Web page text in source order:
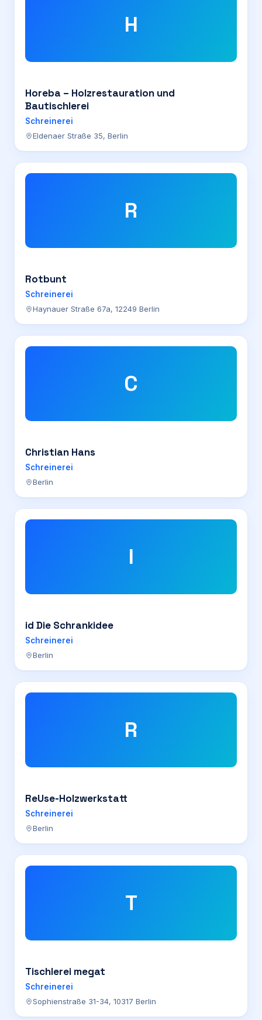
H
Horeba – Holzrestauration und
Bautischlerei
Schreinerei
Eldenaer Straße 35, Berlin
R
Rotbunt
Schreinerei
Haynauer Straße 67a, 12249 Berlin
C
Christian Hans
Schreinerei
Berlin
I
id Die Schrankidee
Schreinerei
Berlin
R
ReUse-Holzwerkstatt
Schreinerei
Berlin
T
Tischlerei megat
Schreinerei
Sophienstraße 31-34, 10317 Berlin